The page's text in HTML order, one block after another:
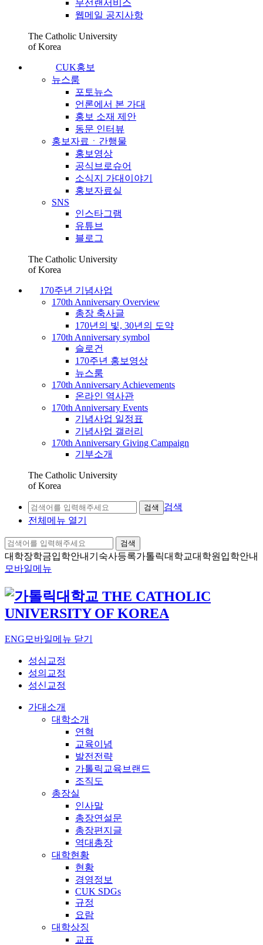
무선랜서비스
웹메일 공지사항
The Catholic University
of Korea
CUK홍보
뉴스룸
포토뉴스
언론에서 본 가대
홍보 소재 제안
동문 인터뷰
홍보자료ㆍ간행물
홍보영상
공식브로슈어
소식지 가대이야기
홍보자료실
SNS
인스타그램
유튜브
블로그
The Catholic University
of Korea
170주년 기념사업
170th Anniversary Overview
총장 축사글
170년의 빛, 30년의 도약
170th Anniversary symbol
슬로건
170주년 홍보영상
뉴스룸
170th Anniversary Achievements
온라인 역사관
170th Anniversary Events
기념사업 일정표
기념사업 갤러리
170th Anniversary Giving Campaign
기부소개
The Catholic University
of Korea
검색
검색
전체메뉴 열기
검색
대학장학금입학안내 기숙사등록가톨릭대학교대학원입학안내
모바일메뉴
ENG 모바일메뉴 닫기
성심교정
성의교정
성신교정
가대소개
대학소개
연혁
교육이념
발전전략
가톨릭교육브랜드
조직도
총장실
인사말
총장연설문
총장편지글
역대총장
대학현황
현황
경영정보
CUK SDGs
규정
요람
대학상징
교표